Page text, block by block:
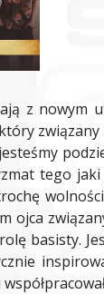
z nowym
tego
ojca
basisty.